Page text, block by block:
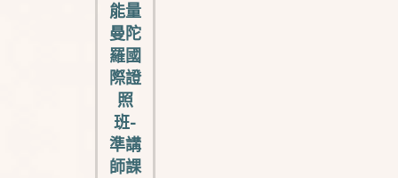
能量
曼陀
羅國
際證
照
班-
準講
師課